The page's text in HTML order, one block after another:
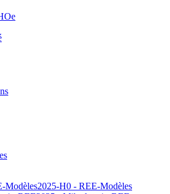
2025-H0 - REE-Modèles